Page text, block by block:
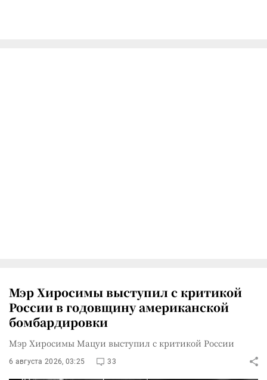
Мэр Хиросимы выступил с критикой
России в годовщину американской
бомбардировки
Мэр Хиросимы Мацуи выступил с критикой России
6 августа 2026, 03:25 33